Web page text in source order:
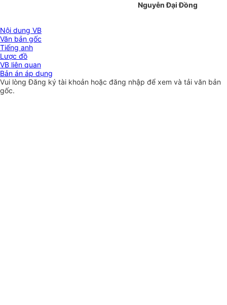
Nguyễn Đại Đồng
Nội dung VB
Văn bản gốc
Tiếng anh
Lược đồ
VB liên quan
Bản án áp dụng
Vui lòngĐăng ký tài khoản hoặc đăng nhập để xem và tải văn bản
gốc.